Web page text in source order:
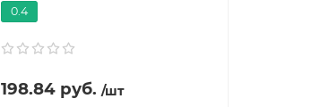
0.4
198.84 руб. /шт